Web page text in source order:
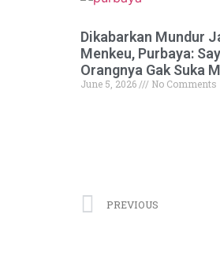
Dikabarkan Mundur
Menkeu, Purbaya:
Orangnya Gak Suka
June 5, 2026 No Comments
PREVIOUS